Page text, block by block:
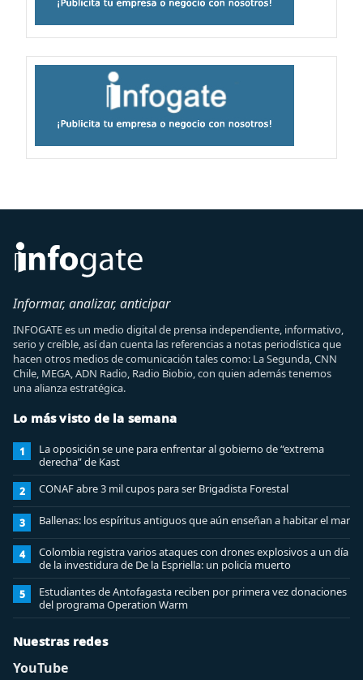
Informar, analizar, anticipar
INFOGATE es un medio digital de prensa independiente, informativo,
serio y creíble, así dan cuenta las referencias a notas periodística que
hacen otros medios de comunicación tales como: La Segunda, CNN
Chile, MEGA, ADN Radio, Radio Biobio, con quien además tenemos
una alianza estratégica.
Lo más visto de la semana
1
La oposición se une para enfrentar al gobierno de “extrema
derecha” de Kast
2 CONAF abre 3 mil cupos para ser Brigadista Forestal
3 Ballenas: los espíritus antiguos que aún enseñan a habitar el mar
4
Colombia registra varios ataques con drones explosivos a un día
de la investidura de De la Espriella: un policía muerto
5
Estudiantes de Antofagasta reciben por primera vez donaciones
del programa Operation Warm
Nuestras redes
YouTube